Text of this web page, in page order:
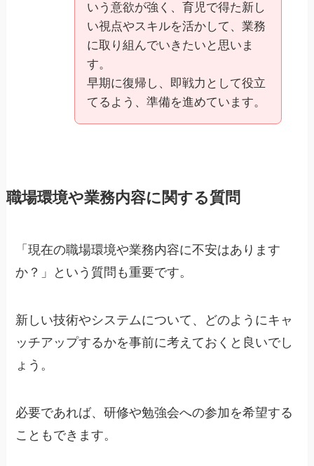
いう意欲が強く、育児で得た新し
い視点やスキルを活かして、業務
に取り組んでいきたいと思いま
す。
早期に復帰し、即戦力として役立
てるよう、準備を進めています。
職場環境や業務内容に関する質問
「現在の職場環境や業務内容に不安はあります
か？」という質問も重要です。
新しい技術やシステムについて、どのようにキャ
ッチアップするかを事前に考えておくと良いでし
ょう。
必要であれば、研修や勉強会への参加を希望する
こともできます。